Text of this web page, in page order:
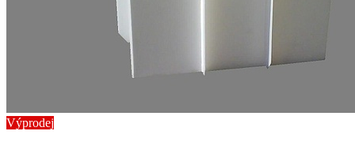
Výprodej